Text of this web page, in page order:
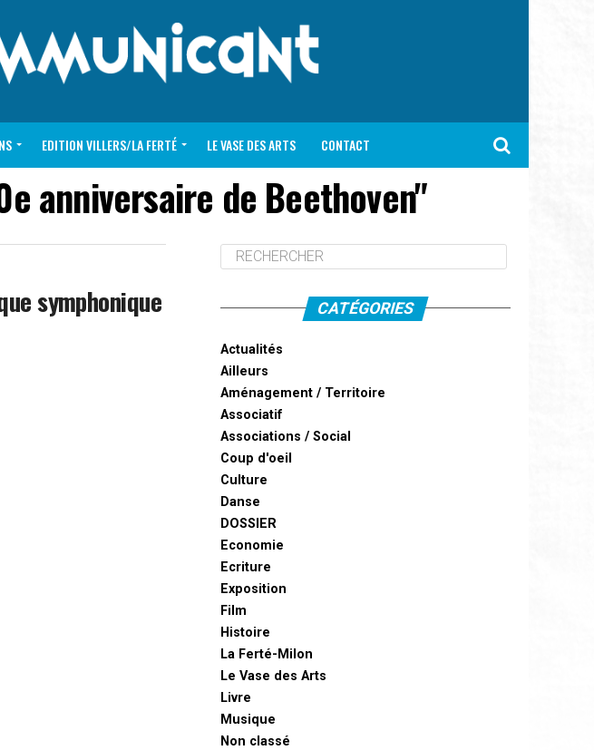
EDITION VILLERS/LA FERTÉ LE VASE DES ARTS CONTACT
anniversaire de Beethoven"
symphonique CATÉGORIES
Actualités
Ailleurs
Aménagement / Territoire
Associatif
Associations / Social
Coup d'oeil
Culture
Danse
DOSSIER
Economie
Ecriture
Exposition
Film
Histoire
La Ferté-Milon
Le Vase des Arts
Livre
Musique
Non classé